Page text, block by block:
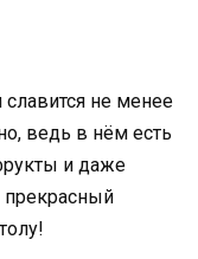
не менее
ведь в нём есть
и даже